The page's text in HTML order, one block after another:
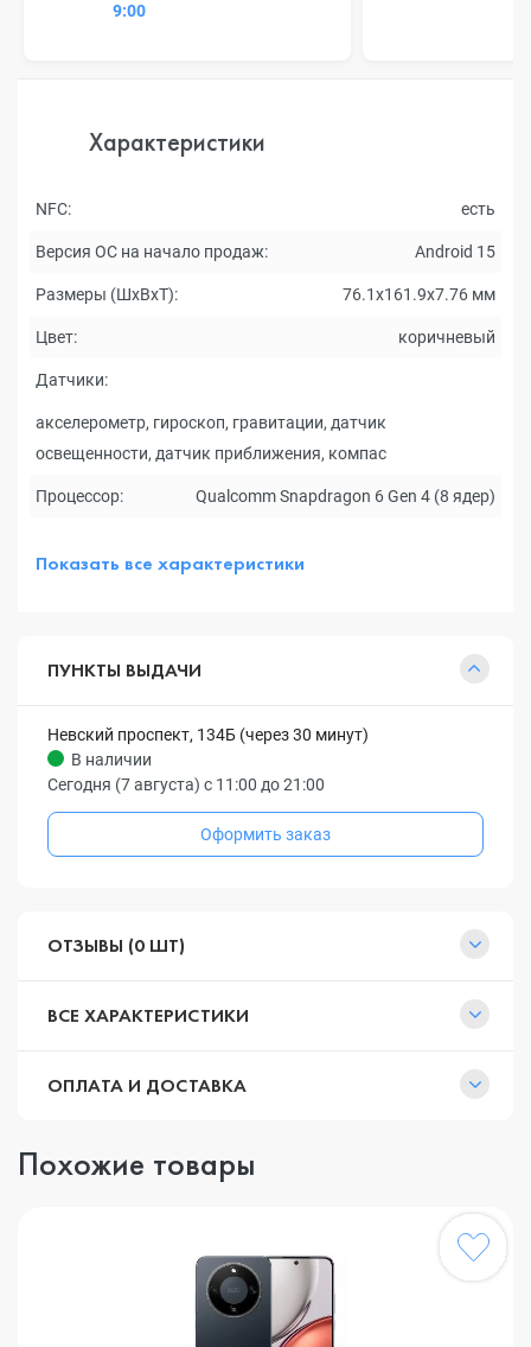
9:00
Характеристики
NFC: есть
Версия ОС на начало продаж: Android 15
Размеры (ШxВxТ): 76.1х161.9х7.76 мм
Цвет: коричневый
Датчики:
акселерометр, гироскоп, гравитации, датчик
освещенности, датчик приближения, компас
Процессор: Qualcomm Snapdragon 6 Gen 4 (8 ядер)
Показать все характеристики
ПУНКТЫ ВЫДАЧИ
Невский проспект, 134Б (через 30 минут)
В наличии
Сегодня (7 августа) с 11:00 до 21:00
Оформить заказ
ОТЗЫВЫ (0 ШТ)
ВСЕ ХАРАКТЕРИСТИКИ
ОПЛАТА И ДОСТАВКА
Похожие товары